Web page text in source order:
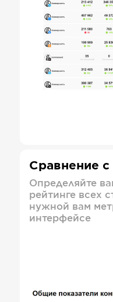
Сравнение с
Определяйте
рейтинге всех
нужной вам
интерфейсе